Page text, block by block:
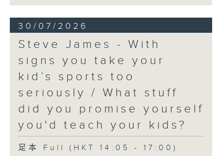
30/07/2026
Steve James - With
signs you take your
kid’s sports too
seriously / What stuff
did you promise yourself
you'd teach your kids?
足本 Full (HKT 14:05 - 17:00)